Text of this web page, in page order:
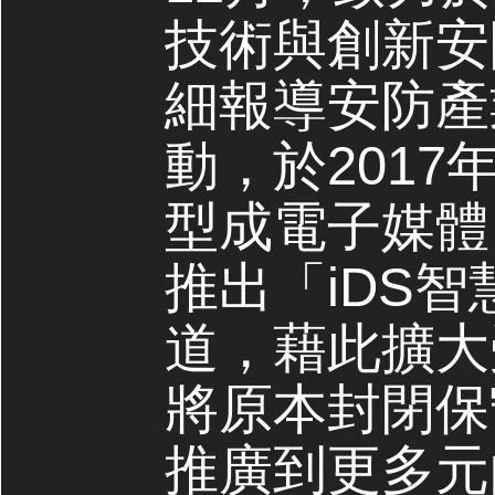
技術與創新
細報導安防
動，於2017
型成電子媒
推出「iDS智
道，藉此擴
將原本封閉
推廣到更多